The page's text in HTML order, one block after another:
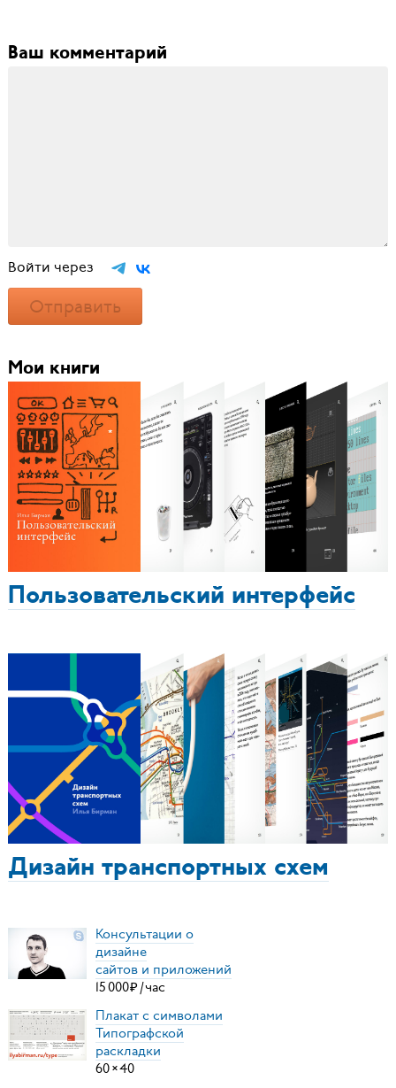
Ваш комментарий
Войти через
Отправить
Мои книги
Пользовательский интерфейс
Дизайн транспортных схем
Консультации о
дизайне
сайтов и приложений
15000₽ /час
Плакат с символами
Типографской
раскладки
60×40